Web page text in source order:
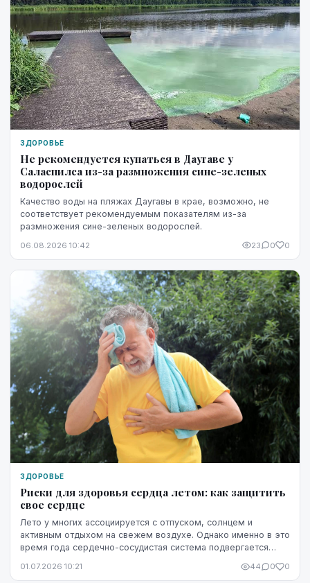
ЗДОРОВЬЕ
Не рекомендуется купаться в Даугаве у
Саласпилса из-за размножения сине-зеленых
водорослей
Качество воды на пляжах Даугавы в крае, возможно, не
соответствует рекомендуемым показателям из-за
размножения сине-зеленых водорослей.
06.08.2026 10:42 23 0 0
ЗДОРОВЬЕ
Риски для здоровья сердца летом: как защитить
свое сердце
Лето у многих ассоциируется с отпуском, солнцем и
активным отдыхом на свежем воздухе. Однако именно в это
время года сердечно-сосудистая система подвергается
01.07.2026 10:21 44 0 0